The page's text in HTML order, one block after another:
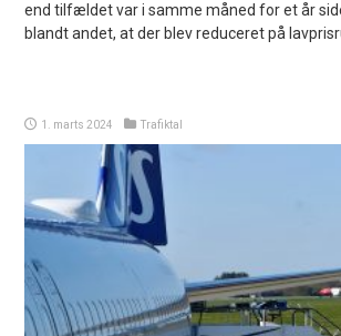
end tilfældet var i samme måned for et år
blandt andet, at der blev reduceret på
1. marts 2024 Trafiktal